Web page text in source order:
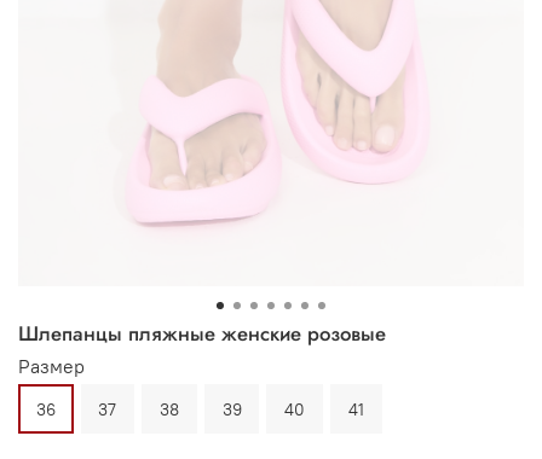
Шлепанцы пляжные женские розовые
Размер
36 37 38 39 40 41